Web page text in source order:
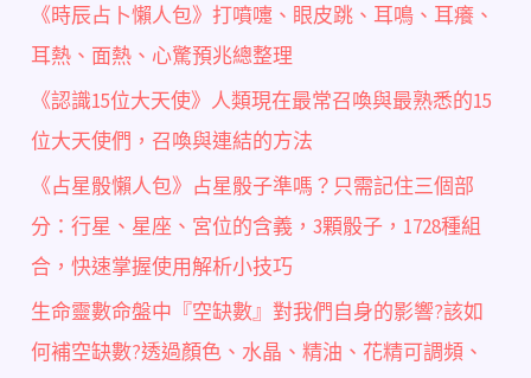
《時辰占卜懶人包》打噴嚏、眼皮跳、耳鳴、耳癢、
耳熱、面熱、心驚預兆總整理
《認識15位大天使》人類現在最常召喚與最熟悉的15
位大天使們，召喚與連結的方法
《占星骰懶人包》占星骰子準嗎？只需記住三個部
分：行星、星座、宮位的含義，3顆骰子，1728種組
合，快速掌握使用解析小技巧
生命靈數命盤中『空缺數』對我們自身的影響?該如
何補空缺數?透過顏色、水晶、精油、花精可調頻、